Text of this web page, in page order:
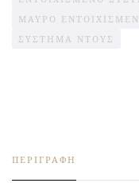
ΜΑΎΡΟ
ΣΎΣΤΗΜΑ ΝΤΟΥΣ
ΠΕΡΙΓΡΑΦΉ